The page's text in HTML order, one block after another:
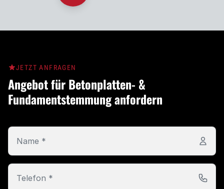
JETZT ANFRAGEN
Angebot für Betonplatten- &
Fundamentstemmung anfordern